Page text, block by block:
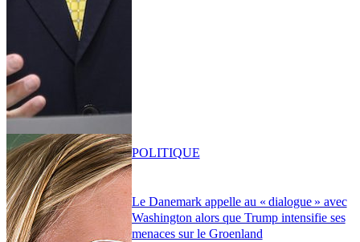
Le Danemark appelle au « dialogue » avec
Washington alors que Trump intensifie ses
menaces sur le Groenland
POLITIQUE